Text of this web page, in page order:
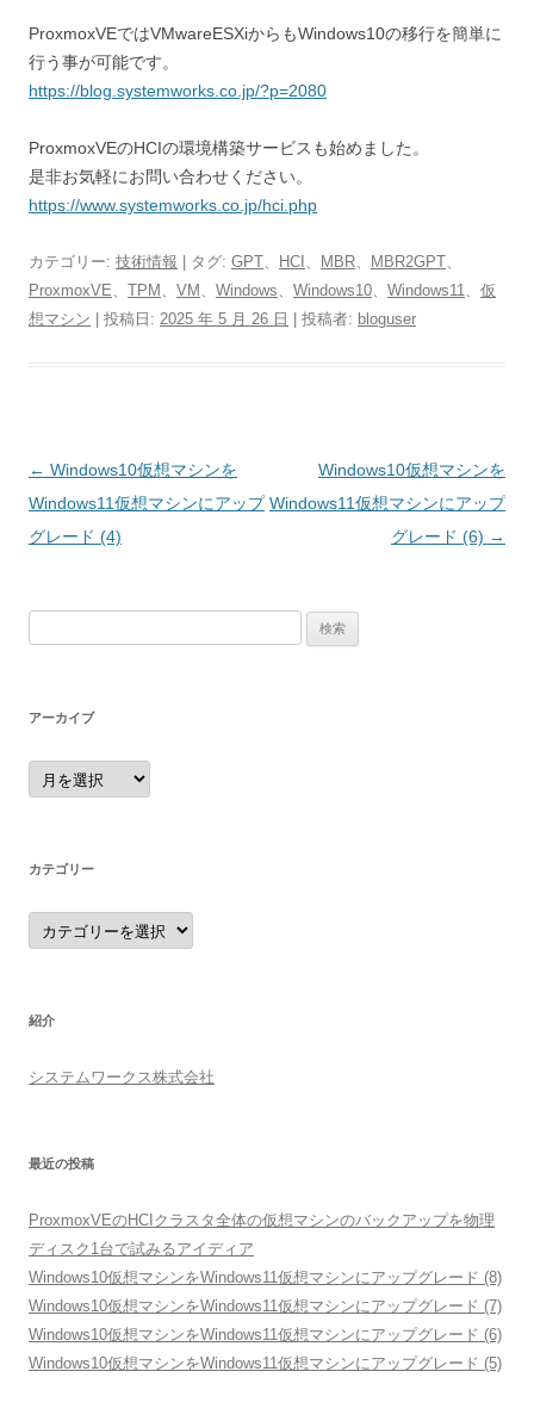
ProxmoxVEではVMwareESXiからもWindows10の移行を簡単に
行う事が可能です。
https://blog.systemworks.co.jp/?p=2080
ProxmoxVEのHCIの環境構築サービスも始めました。
是非お気軽にお問い合わせください。
https://www.systemworks.co.jp/hci.php
カテゴリー: 技術情報 | タグ: GPT、 HCI 、 MBR、 MBR2GPT、
ProxmoxVE、 TPM 、 VM 、 Windows、 Windows10、 Windows11、 仮
想マシン | 投稿日: 2025 年 5 月 26 日 投稿者: bloguser
投
稿
ナ
← Windows10仮想マシンを
Windows11仮想マシンにアップ
グレード (4)
Windows10仮想マシンを
Windows11仮想マシンにアップ
グレード (6) →
アーカイブ
ア
ー
カ
カテゴリー
カ
テ
ゴ
紹介
システムワークス株式会社
最近の投稿
ProxmoxVEのHCIクラスタ全体の仮想マシンのバックアップを物理
ディスク1台で試みるアイディア
Windows10仮想マシンをWindows11仮想マシンにアップグレード (8)
Windows10仮想マシンをWindows11仮想マシンにアップグレード (7)
Windows10仮想マシンをWindows11仮想マシンにアップグレード (6)
Windows10仮想マシンをWindows11仮想マシンにアップグレード (5)